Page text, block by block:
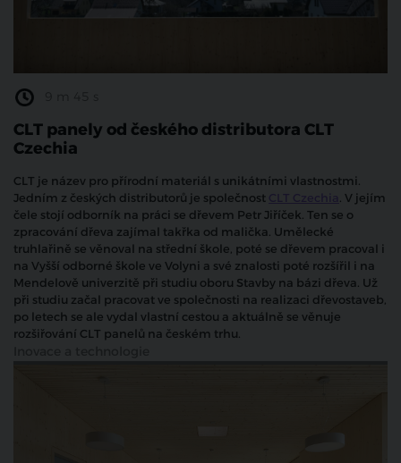
CLT panely od českého distributora CLT
Czechia
CLT je název pro přírodní materiál s unikátními vlastnostmi.
Jedním z českých distributorů je společnost CLT Czechia. V jejím
čele stojí odborník na práci se dřevem Petr Jiříček. Ten se o
zpracování dřeva zajímal takřka od malička. Umělecké
truhlařině se věnoval na střední škole, poté se dřevem pracoval i
na Vyšší odborné škole ve Volyni a své znalosti poté rozšířil i na
Mendelově univerzitě při studiu oboru Stavby na bázi dřeva. Už
při studiu začal pracovat ve společnosti na realizaci dřevostaveb,
po letech se ale vydal vlastní cestou a aktuálně se věnuje
rozšiřování CLT panelů na českém trhu.